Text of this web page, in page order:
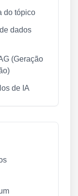
do tópico
dados
(Geração
de IA